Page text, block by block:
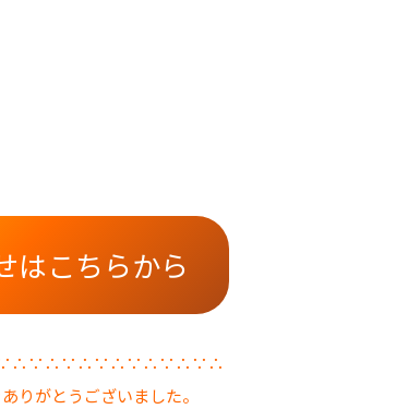
はこちらから
りがとうございました。